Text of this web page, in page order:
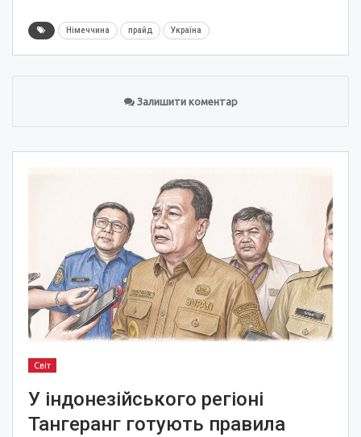
Німеччина прайд Україна
Залишити коментар
Світ
У індонезійського регіоні
Тангеранг готують правила